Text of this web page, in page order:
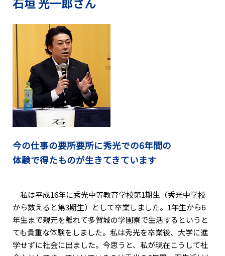
今の仕事の要所要所に秀光での6年間の
体験で得たものが生きてきています
私は平成16年に秀光中等教育学校第1期生（秀光中学校
から数えると第3期生）として卒業しました。1年生から6
年生まで親元を離れて多賀城の学園寮で生活するというと
ても貴重な体験をしました。私は秀光を卒業後、大学に進
学せずに社会に出ました。今思うと、私が現在こうして社